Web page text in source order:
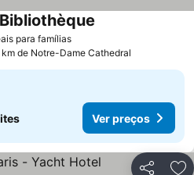
para famíliasVer preços
de Notre-Dame Cathedral
Ver preços